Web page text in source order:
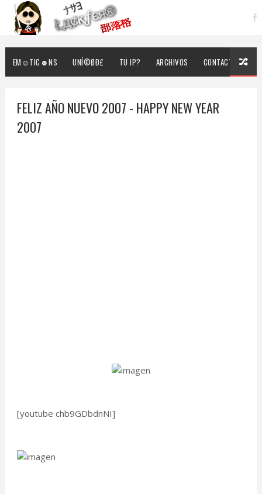
EM☺TIC☻NS UNÍ©ØÐ£ TU IP? ARCHIVOS CONTACTO
FELIZ AÑO NUEVO 2007 - HAPPY NEW YEAR
2007
[youtube chb9GDbdnNI]